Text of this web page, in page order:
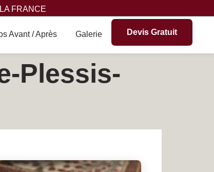
FRANCE
Avant / Après Galerie Devis Gratuit
Plessis-